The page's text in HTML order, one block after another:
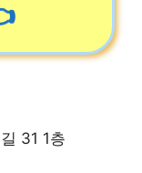
31 1층